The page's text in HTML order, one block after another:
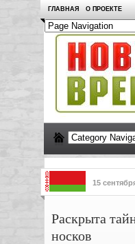
ГЛАВНАЯ О ПРОЕКТЕ
15
Раскрыта
носков